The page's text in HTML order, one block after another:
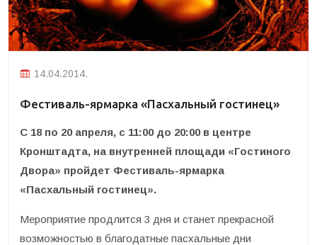
14.04.2014.
Фестиваль-ярмарка «Пасхальный гостинец»
С 18 по 20 апреля, с 11:00 до 20:00 в центре
Кронштадта, на внутренней площади «Гостиного
Двора» пройдет Фестиваль-ярмарка
«Пасхальный гостинец».
Мероприятие продлится 3 дня и станет прекрасной
возможностью в благодатные пасхальные дни